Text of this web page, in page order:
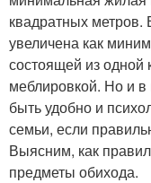
квадратных метров.
увеличена как
состоящей из одной
меблировкой. Но и
быть удобно и
семьи, если
Выясним, как
предметы обихода.